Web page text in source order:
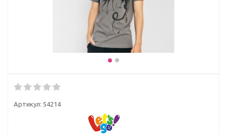
Артикул: 54214